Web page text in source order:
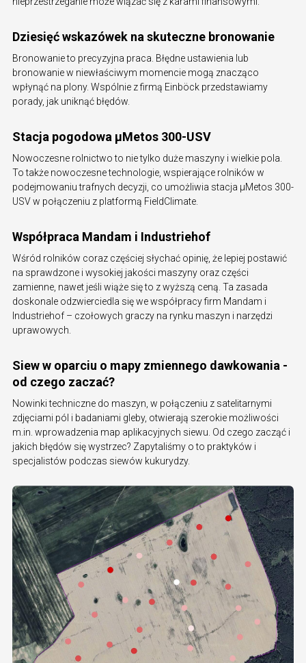
Dziesięć wskazówek na skuteczne bronowanie
Bronowanie to precyzyjna praca. Błędne ustawienia lub
bronowanie w niewłaściwym momencie mogą znacząco
wpłynąć na plony. Wspólnie z firmą Einböck przedstawiamy
porady, jak uniknąć błędów.
Stacja pogodowa µMetos 300-USV
Nowoczesne rolnictwo to nie tylko duże maszyny i wielkie pola.
To także nowoczesne technologie, wspierające rolników w
podejmowaniu trafnych decyzji, co umożliwia stacja µMetos 300-
USV w połączeniu z platformą FieldClimate.
Współpraca Mandam i Industriehof
Wśród rolników coraz częściej słychać opinię, że lepiej postawić
na sprawdzone i wysokiej jakości maszyny oraz części
zamienne, nawet jeśli wiąże się to z wyższą ceną. Ta zasada
doskonale odzwierciedla się we współpracy firm Mandam i
Industriehof – czołowych graczy na rynku maszyn i narzędzi
uprawowych.
Siew w oparciu o mapy zmiennego dawkowania -
od czego zaczać?
Nowinki techniczne do maszyn, w połączeniu z satelitarnymi
zdjęciami pól i badaniami gleby, otwierają szerokie możliwości
m.in. wprowadzenia map aplikacyjnych siewu. Od czego zacząć i
jakich błędów się wystrzec? Zapytaliśmy o to praktyków i
specjalistów podczas siewów kukurydzy.